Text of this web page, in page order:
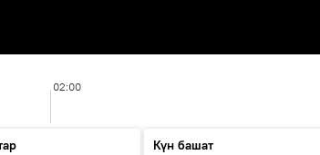
02:00
Күн башат